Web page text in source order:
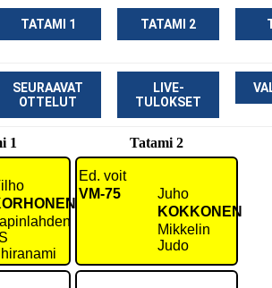
TATAMI 1 TATAMI 2
SEURAAVAT
OTTELUT
LIVE-
TULOKSET